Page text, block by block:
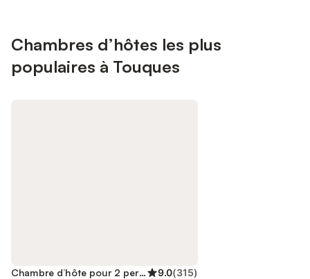
Chambres d’hôtes les plus
populaires à Touques
Chambre d’hôte pour 2 personnes 9.0(315)